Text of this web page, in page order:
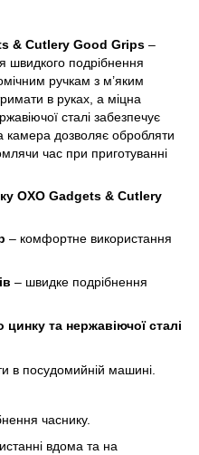
& Cutlery Good Grips –
швидкого подрібнення
ручкам з м’яким
в руках, а міцна
сталі забезпечує
камера дозволяє обробляти
час при приготуванні
OXO Gadgets & Cutlery
– комфортне використання
– швидке подрібнення
цинку та нержавіючої сталі
в посудомийній машині.
часнику.
вдома та на